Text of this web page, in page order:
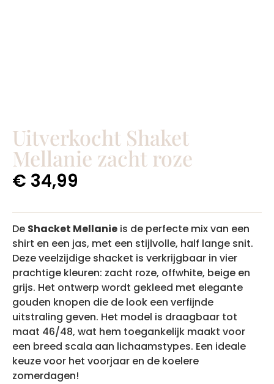
Uitverkocht Shaket
Mellanie zacht roze
€ 34,99
De Shacket Mellanie is de perfecte mix van een
shirt en een jas, met een stijlvolle, half lange snit.
Deze veelzijdige shacket is verkrijgbaar in vier
prachtige kleuren: zacht roze, offwhite, beige en
grijs. Het ontwerp wordt gekleed met elegante
gouden knopen die de look een verfijnde
uitstraling geven. Het model is draagbaar tot
maat 46/48, wat hem toegankelijk maakt voor
een breed scala aan lichaamstypes. Een ideale
keuze voor het voorjaar en de koelere
zomerdagen!